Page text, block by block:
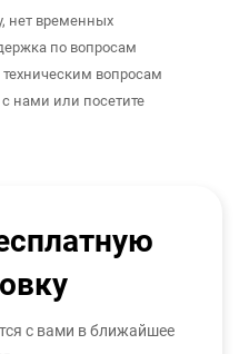
нет временных
по вопросам
техническим вопросам
нами или посетите
с вами в ближайшее